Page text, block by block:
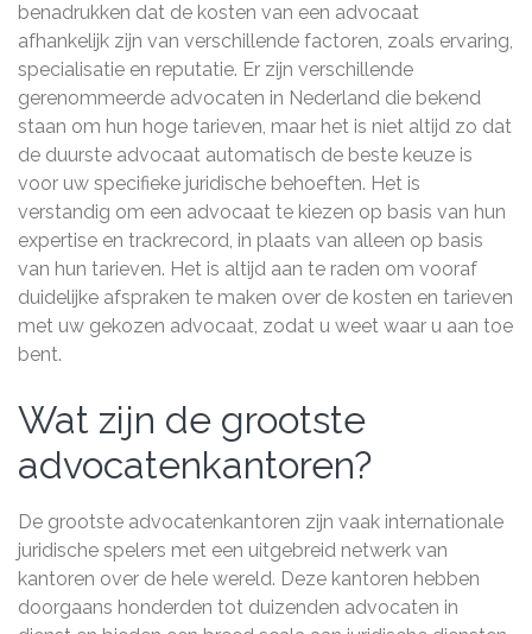
benadrukken dat de kosten van een advocaat
afhankelijk zijn van verschillende factoren, zoals ervaring,
specialisatie en reputatie. Er zijn verschillende
gerenommeerde advocaten in Nederland die bekend
staan om hun hoge tarieven, maar het is niet altijd zo dat
de duurste advocaat automatisch de beste keuze is
voor uw specifieke juridische behoeften. Het is
verstandig om een advocaat te kiezen op basis van hun
expertise en trackrecord, in plaats van alleen op basis
van hun tarieven. Het is altijd aan te raden om vooraf
duidelijke afspraken te maken over de kosten en tarieven
met uw gekozen advocaat, zodat u weet waar u aan toe
bent.
Wat zijn de grootste
advocatenkantoren?
De grootste advocatenkantoren zijn vaak internationale
juridische spelers met een uitgebreid netwerk van
kantoren over de hele wereld. Deze kantoren hebben
doorgaans honderden tot duizenden advocaten in